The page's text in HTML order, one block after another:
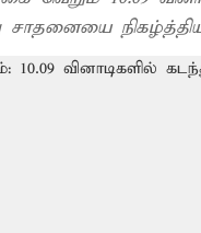
சாதனையை